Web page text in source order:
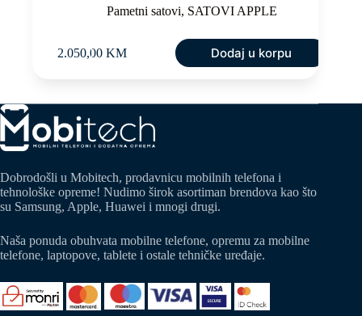
Pametni satovi, SATOVI APPLE
2.050,00 KM Dodaj u korpu
Dobrodošli u Mobitech, prodavnicu mobilnih telefona i
tehnološke opreme! Nudimo širok asortiman brendova kao što
su Samsung, Apple, Huawei i mnogi drugi.
Naša ponuda obuhvata mobilne telefone, opremu za mobilne
telefone, laptopove, tablete i ostale tehničke uređaje.